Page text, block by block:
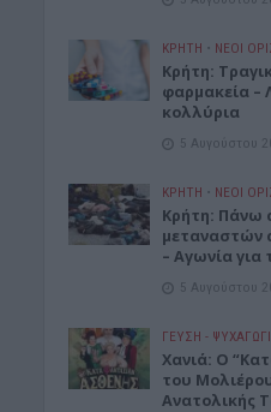
ΚΡΗΤΗ • ΝΕΟΙ
Κρήτη:
φαρμακεία –
κολλύρια
5 Αυγούστου
ΚΡΗΤΗ • ΝΕΟΙ
Κρήτη: Πάνω
μεταναστών
– Αγωνία για
5 Αυγούστου
ΓΕΎΣΗ -
Χανιά: Ο
του
Ανατολικής